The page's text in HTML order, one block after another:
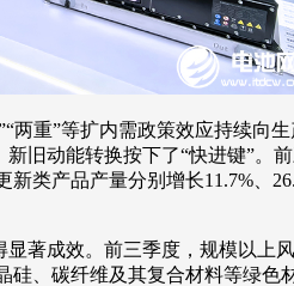
重”等扩内需政策效应持续向
旧动能转换按下了“快进键”。前
新类产品产量分别增长11.7%、
著成效。前三季度，规模以上
硅、碳纤维及其复合材料等绿色